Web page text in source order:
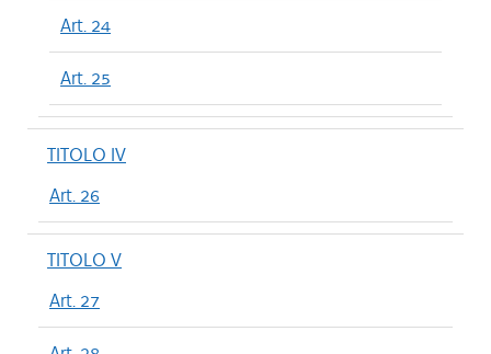
Art. 24
Art. 25
TITOLO IV
Art. 26
TITOLO V
Art. 27